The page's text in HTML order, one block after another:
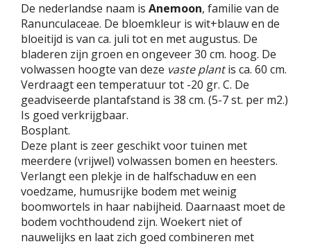
De nederlandse naam is Anemoon, familie van de
Ranunculaceae. De bloemkleur is wit+blauw en de
bloeitijd is van ca. juli tot en met augustus. De
bladeren zijn groen en ongeveer 30 cm. hoog. De
volwassen hoogte van deze vaste plantis ca. 60 cm.
Verdraagt een temperatuur tot -20 gr. C. De
geadviseerde plantafstand is 38 cm. (5-7 st. per m2.)
Is goed verkrijgbaar.
Bosplant.
Deze plant is zeer geschikt voor tuinen met
meerdere (vrijwel) volwassen bomen en heesters.
Verlangt een plekje in de halfschaduw en een
voedzame, humusrijke bodem met weinig
boomwortels in haar nabijheid. Daarnaast moet de
bodem vochthoudend zijn. Woekert niet of
nauwelijks en laat zich goed combineren met